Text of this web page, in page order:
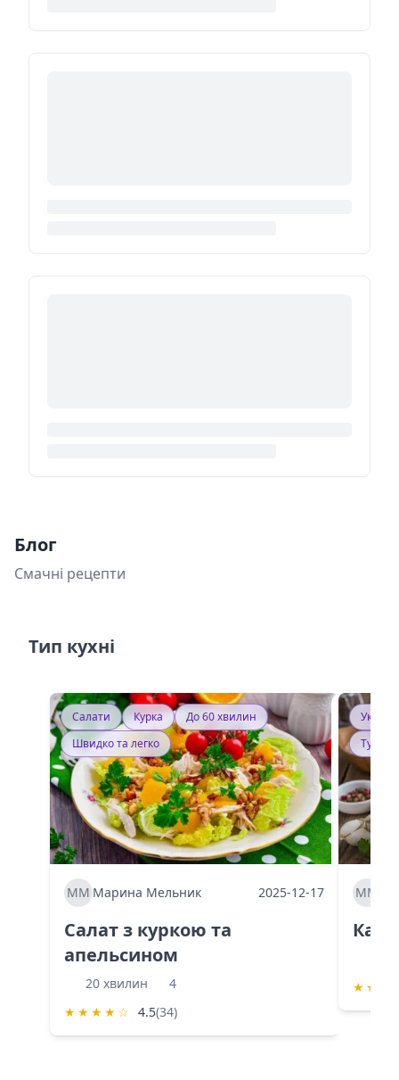
Блог
Смачні рецепти
Тип кухні
Салати Курка
До 60 хвилин
Швидко та легко
ММ Марина Мельник 2025-12-17
Салат з куркою та
апельсином
20 хвилин
4
★ ★ ★ ★ ☆ 4.5(34)
ММ
★ ★